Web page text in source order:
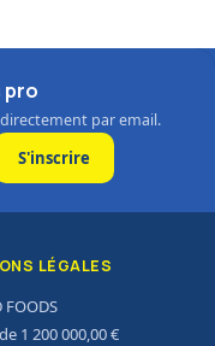
pro
par email.
S'inscrire
LÉGALES
FOODS
1 200 000,00 €